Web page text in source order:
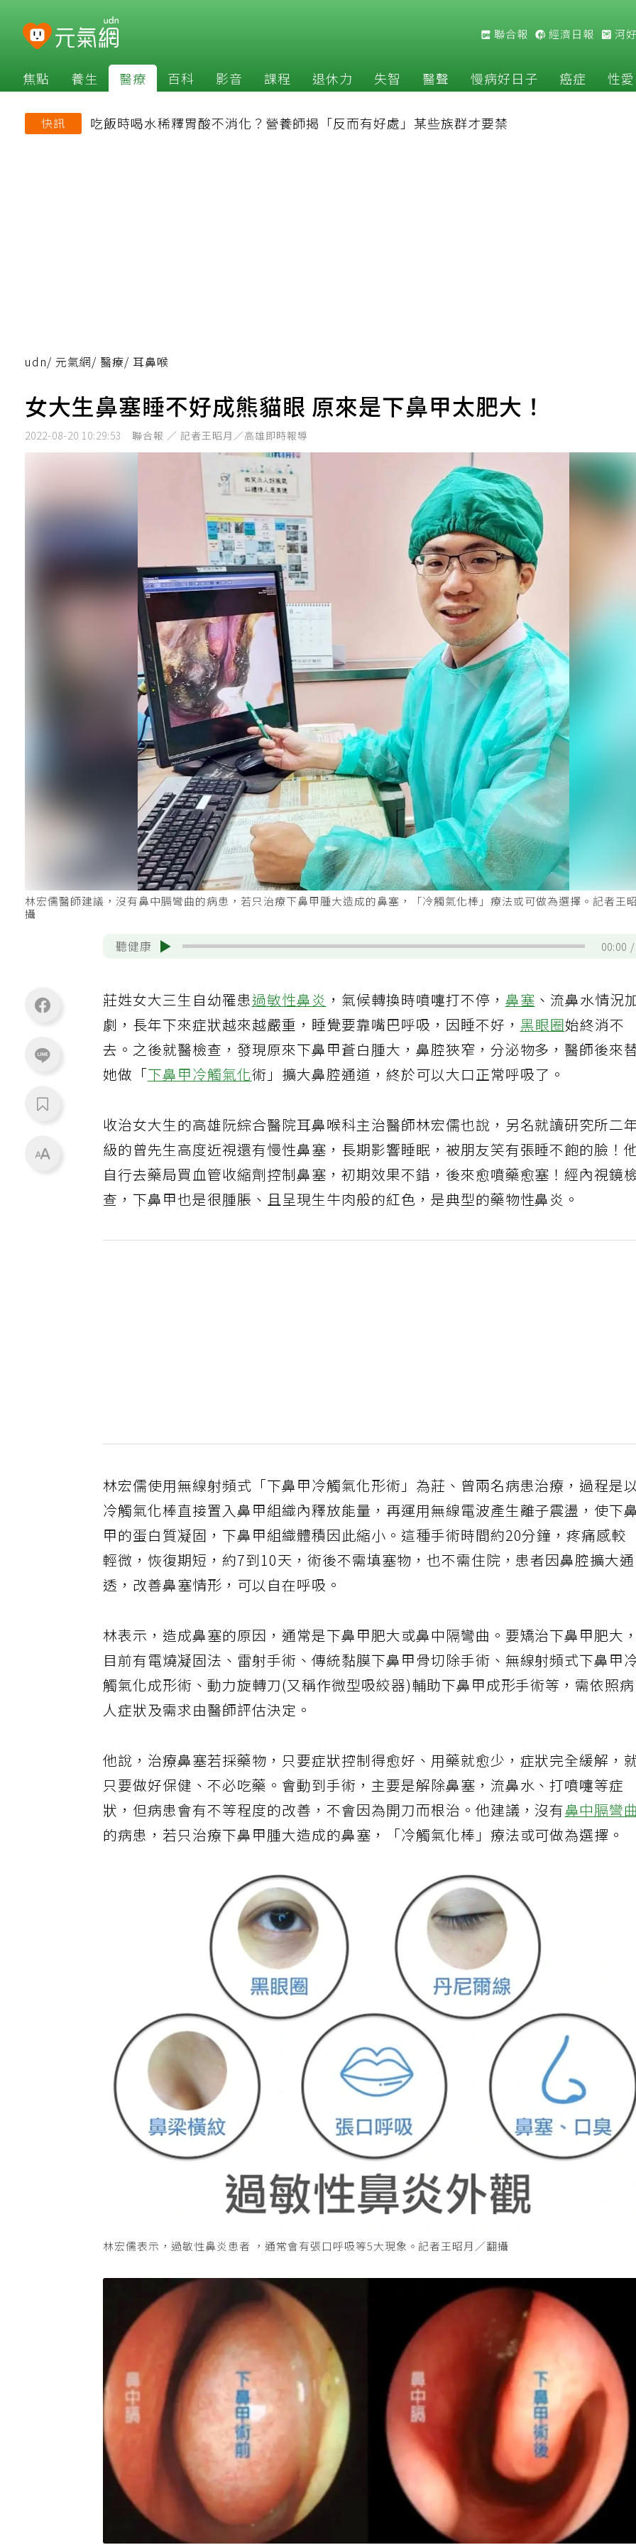
聯合報 經濟日報 河
焦點 養生 醫療 百科 影音 課程 退休力 失智 醫聲 慢病好日子 癌症 性愛
快訊 吃飯時喝水稀釋胃酸不消化？營養師揭「反而有好處」某些族群才要禁
udn/ 元氣網/ 醫療/ 耳鼻喉
女大生鼻塞睡不好成熊貓眼 原來是下鼻甲太肥大！
2022-08-20 10:29:53 聯合報 ／ 記者王昭月／高雄即時報導
林宏儒醫師建議，沒有鼻中膈彎曲的病患，若只治療下鼻甲腫大造成的鼻塞，「冷觸氣化棒」療法或可做為選擇。記者王
攝
聽健康 00:00
莊姓女大三生自幼罹患過敏性鼻炎 ，氣候轉換時噴嚏打不停，鼻塞 、流鼻水情況
劇，長年下來症狀越來越嚴重，睡覺要靠嘴巴呼吸，因睡不好，黑眼圈始終消不
去。之後就醫檢查，發現原來下鼻甲蒼白腫大，鼻腔狹窄，分泌物多，醫師後來
她做「下鼻甲冷觸氣化術」擴大鼻腔通道，終於可以大口正常呼吸了。
收治女大生的高雄阮綜合醫院耳鼻喉科主治醫師林宏儒也說，另名就讀研究所二
級的曾先生高度近視還有慢性鼻塞，長期影響睡眠，被朋友笑有張睡不飽的臉！
自行去藥局買血管收縮劑控制鼻塞，初期效果不錯，後來愈噴藥愈塞！經內視鏡
查，下鼻甲也是很腫脹、且呈現生牛肉般的紅色，是典型的藥物性鼻炎。
林宏儒使用無線射頻式「下鼻甲冷觸氣化形術」為莊、曾兩名病患治療，過程是
冷觸氣化棒直接置入鼻甲組織內釋放能量，再運用無線電波產生離子震盪，使下鼻
甲的蛋白質凝固，下鼻甲組織體積因此縮小。這種手術時間約20分鐘，疼痛感較
輕微，恢復期短，約7到10天，術後不需填塞物，也不需住院，患者因鼻腔擴大通
透，改善鼻塞情形，可以自在呼吸。
林表示，造成鼻塞的原因，通常是下鼻甲肥大或鼻中隔彎曲。要矯治下鼻甲肥大，
目前有電燒凝固法、雷射手術、傳統黏膜下鼻甲骨切除手術、無線射頻式下鼻甲冷
觸氣化成形術、動力旋轉刀(又稱作微型吸絞器)輔助下鼻甲成形手術等，需依照病
人症狀及需求由醫師評估決定。
他說，治療鼻塞若採藥物，只要症狀控制得愈好、用藥就愈少，症狀完全緩解，
只要做好保健、不必吃藥。會動到手術，主要是解除鼻塞，流鼻水、打噴嚏等症
狀，但病患會有不等程度的改善，不會因為開刀而根治。他建議，沒有鼻中膈彎
的病患，若只治療下鼻甲腫大造成的鼻塞，「冷觸氣化棒」療法或可做為選擇。